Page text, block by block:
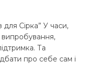
для Сірка” У часи,
випробування,
Та
про себе сам і